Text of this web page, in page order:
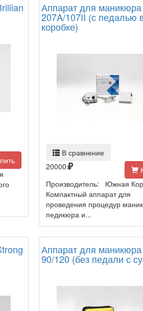
Аппарат для
207A/107II (с педалью
коробке)
В сравнение
20000
Производитель: Южная
Компактный аппарат для
проведения процедур
педикюра и...
Аппарат для
90/120 (без педали с